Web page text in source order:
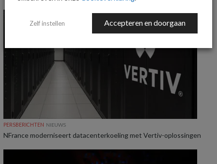
PERSBERICHTEN NIEUWS
NFrance moderniseert datacenterkoeling met Vertiv-oplossingen
Zelf instellen Accepteren en doorgaan